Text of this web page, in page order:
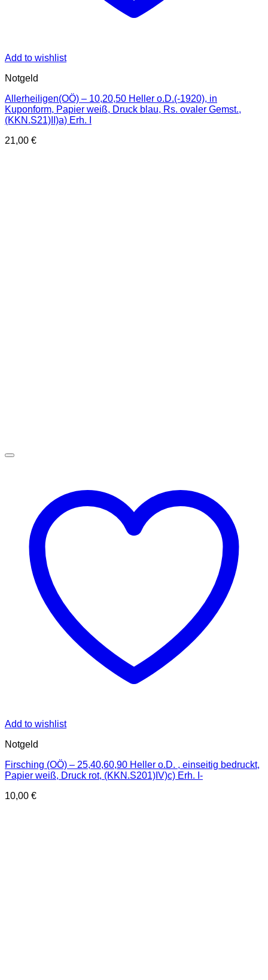
Add to wishlist
Notgeld
Allerheiligen(OÖ) – 10,20,50 Heller o.D.(-1920), in
Kuponform, Papier weiß, Druck blau, Rs. ovaler Gemst.,
(KKN.S21)II)a) Erh. I
21,00 €
Add to wishlist
Notgeld
Firsching (OÖ) – 25,40,60,90 Heller o.D. , einseitig bedruckt,
Papier weiß, Druck rot, (KKN.S201)IV)c) Erh. I-
10,00 €